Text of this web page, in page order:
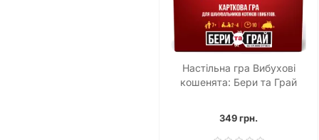
Настільна гра Вибухові
кошенята: Бери та Грай
349 грн.